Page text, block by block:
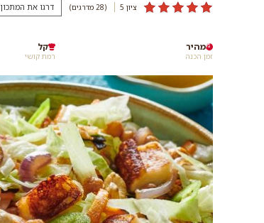
ציון 5 (28 מדרגים) דרגו את המתכון
זמן הכנה
מהיר
רמת קושי
קל